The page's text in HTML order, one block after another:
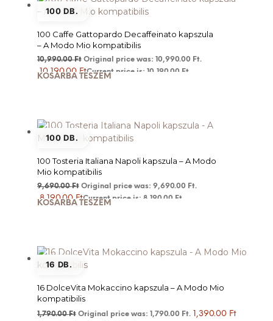
100 DB.
100 Caffe Gattopardo Decaffeinato kapszula
– A Modo Mio kompatibilis
10,990.00Ft Original price was: 10,990.00 Ft.
10,190.00 FtCurrent price is: 10,190.00 Ft.
KOSÁRBA TESZEM
100 DB.
100 Tosteria Italiana Napoli kapszula – A Modo
Mio kompatibilis
9,690.00Ft Original price was: 9,690.00 Ft.
8,190.00FtCurrent price is: 8,190.00 Ft.
KOSÁRBA TESZEM
16 DB.
16 DolceVita Mokaccino kapszula – A Modo Mio
kompatibilis
1,790.00Ft Original price was: 1,790.00 Ft. 1,390.00 Ft